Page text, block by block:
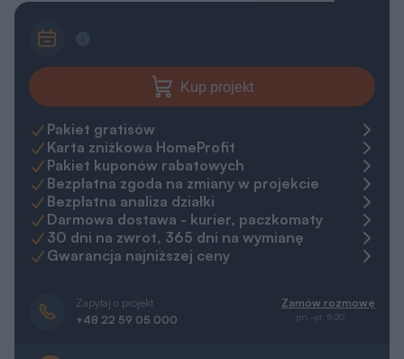
Kup projekt
Pakiet gratisów
Karta zniżkowa HomeProfit
Pakiet kuponów rabatowych
Bezpłatna zgoda na zmiany w projekcie
Bezpłatna analiza działki
Darmowa dostawa - kurier, paczkomaty
30 dni na zwrot, 365 dni na wymianę
Gwarancja najniższej ceny
Zapytaj o projekt
+48 22 59 05 000
Zamów rozmowę
pn.-pt. 8-20